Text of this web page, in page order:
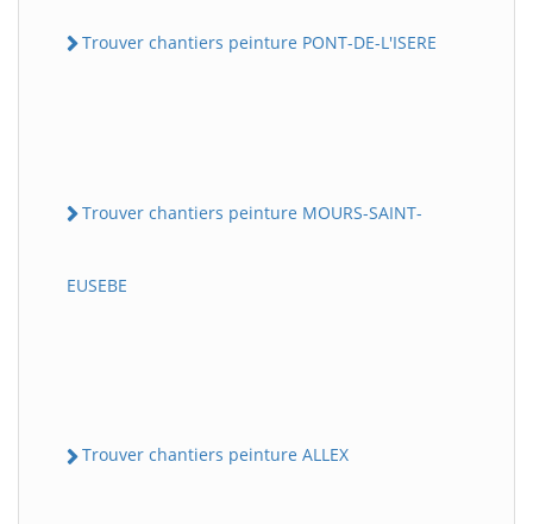
Trouver chantiers peinture PONT-DE-L'ISERE
Trouver chantiers peinture MOURS-SAINT-
EUSEBE
Trouver chantiers peinture ALLEX